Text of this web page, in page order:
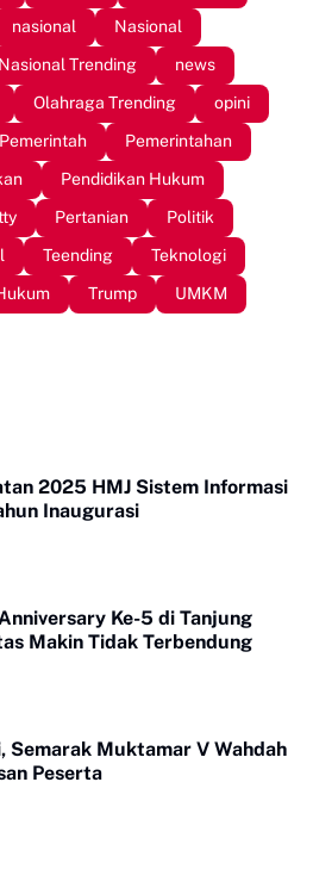
nasional
Nasional
Nasional Trending
news
Olahraga Trending
opini
Pemerintah
Pemerintahan
Pendidikan Hukum
Pertanian
Politik
Teending
Teknologi
Trump
UMKM
2025 HMJ Sistem Informasi
Inaugurasi
Ke-5 di Tanjung
Makin Tidak Terbendung
Semarak Muktamar V Wahdah
Peserta